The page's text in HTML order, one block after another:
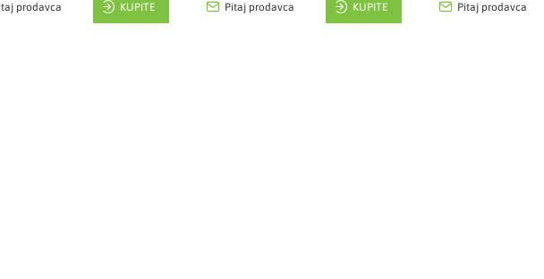
prodavca KUPITE Pitaj prodavca KUPITE Pitaj prodavca